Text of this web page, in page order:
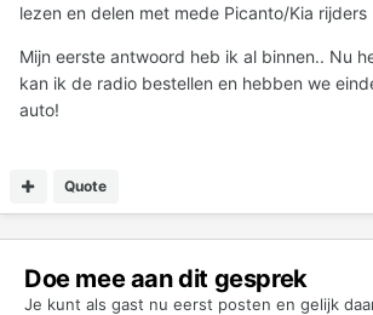
lezen en delen met mede Picanto/Kia rijders
Mijn eerste antwoord heb ik al binnen.. Nu
kan ik de radio bestellen en hebben we
auto!
Quote
Doe mee aan dit gesprek
Je kunt als gast nu eerst posten en gelijk